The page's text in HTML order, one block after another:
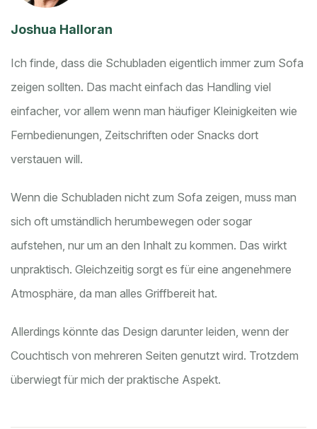
Joshua Halloran
Ich finde, dass die Schubladen eigentlich immer zum Sofa
zeigen sollten. Das macht einfach das Handling viel
einfacher, vor allem wenn man häufiger Kleinigkeiten wie
Fernbedienungen, Zeitschriften oder Snacks dort
verstauen will.
Wenn die Schubladen nicht zum Sofa zeigen, muss man
sich oft umständlich herumbewegen oder sogar
aufstehen, nur um an den Inhalt zu kommen. Das wirkt
unpraktisch. Gleichzeitig sorgt es für eine angenehmere
Atmosphäre, da man alles Griffbereit hat.
Allerdings könnte das Design darunter leiden, wenn der
Couchtisch von mehreren Seiten genutzt wird. Trotzdem
überwiegt für mich der praktische Aspekt.